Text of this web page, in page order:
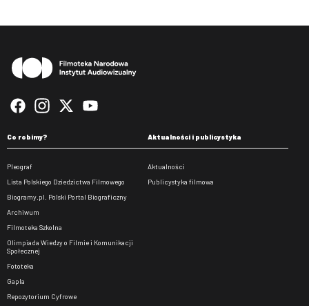
Co robimy?
Pleograf
Lista Polskiego Dziedzictwa Filmowego
Biogramy.pl. Polski Portal Biograficzny
Archiwum
Filmoteka Szkolna
Olimpiada Wiedzy o Filmie i Komunikacji
Społecznej
Fototeka
Gapla
Repozytorium Cyfrowe
Aktualności i publicystyka
Aktualności
Publicystyka filmowa